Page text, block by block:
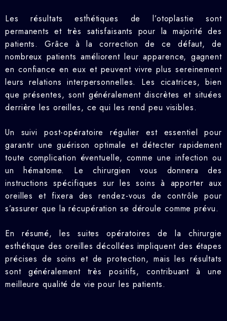
Les résultats esthétiques de l’otoplastie sont
permanents et très satisfaisants pour la majorité des
patients. Grâce à la correction de ce défaut, de
nombreux patients améliorent leur apparence, gagnent
en confiance en eux et peuvent vivre plus sereinement
leurs relations interpersonnelles. Les cicatrices, bien
que présentes, sont généralement discrètes et situées
derrière les oreilles, ce qui les rend peu visibles.
Un suivi post-opératoire régulier est essentiel pour
garantir une guérison optimale et détecter rapidement
toute complication éventuelle, comme une infection ou
un hématome. Le chirurgien vous donnera des
instructions spécifiques sur les soins à apporter aux
oreilles et fixera des rendez-vous de contrôle pour
s’assurer que la récupération se déroule comme prévu.
En résumé, les suites opératoires de la chirurgie
esthétique des oreilles décollées impliquent des étapes
précises de soins et de protection, mais les résultats
sont généralement très positifs, contribuant à une
meilleure qualité de vie pour les patients.